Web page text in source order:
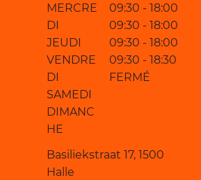
MERCRE
DI
JEUDI
VENDRE
DI
SAMEDI
DIMANC
HE
09:30 - 18:00
09:30 - 18:00
09:30 - 18:00
09:30 - 18:30
FERMÉ
Basiliekstraat 17, 1500
Halle